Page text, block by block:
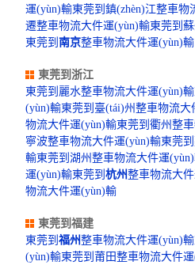
運(yùn)輸東莞到鎮(zhèn)江整車物
遷整車物流大件運(yùn)輸東莞到
東莞到南京整車物流大件運(yùn)輸
東莞到浙江
東莞到麗水整車物流大件運(yùn)輸
(yùn)輸東莞到臺(tái)州整車物流大
物流大件運(yùn)輸東莞到衢州整
寧波整車物流大件運(yùn)輸東莞
輸東莞到湖州整車物流大件運
運(yùn)輸東莞到杭州整車物流大
物流大件運(yùn)輸
東莞到福建
東莞到福州整車物流大件運(yùn)輸
(yùn)輸東莞到莆田整車物流大件